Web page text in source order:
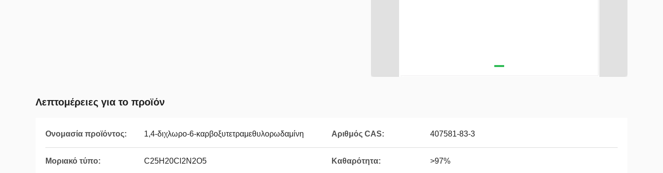
Λεπτομέρειες για το προϊόν
Ονομασία προϊόντος: 1,4-διχλωρο-6-καρβοξυτετραμεθυλορωδαμίνη Αριθμός CAS: 407581-83-3
Μοριακό τύπο: C25H20Cl2N2O5 Καθαρότητα: >97%